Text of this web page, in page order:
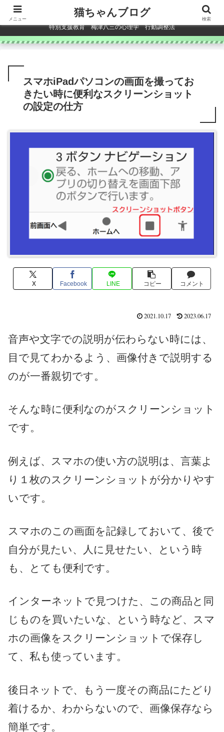
コンテンツへスキップ
特別支援教育 梅津八三の心理学 行動調整法
スマホiPadパソコンの画面を撮ってお
きたい時に便利なスクリーンショット
の設定の仕方
X Facebook LINE コピー コメント
2021.10.17 2023.06.17
音声や文字での説明が伝わらない時には、
目で見てわかるよう、画像付きで説明する
のが一番親切です。
そんな時に便利なのがスクリーンショット
です。
例えば、スマホの使い方の説明は、言葉よ
り１枚のスクリーンショットが分かりやす
いです。
スマホのこの画面を記録しておいて、後で
自分が見たい、人に見せたい、という時
も、とても便利です。
インターネットで見つけた、この商品と同
じものを買いたいな、という時など、スマ
ホの画像をスクリーンショットで保存し
て、私も使っています。
後日ネットで、もう一度その商品にたどり
着けるか、わからないので、画像保存なら
簡単です。
メニュー
猫ちゃんブログ
検索